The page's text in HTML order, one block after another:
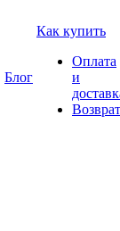
Блог
Как купить
Оплата
и
Возврат